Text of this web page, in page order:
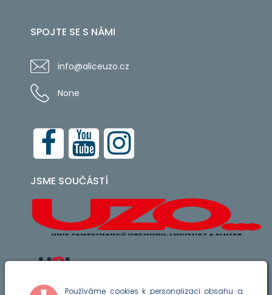
SPOJTE SE S NÁMI
info@aliceuzo.cz
None
JSME SOUČÁSTÍ
Používáme cookies k personalizaci obsahu a